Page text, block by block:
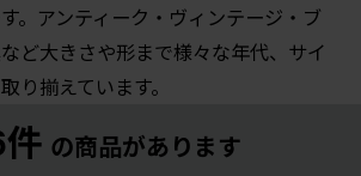
。アンティーク・ヴィンテージ・ブ
ど大きさや形まで様々な年代、サイ
り揃えています。
の商品があります